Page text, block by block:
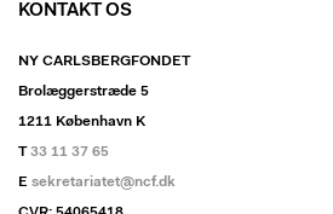
KONTAKT OS
NY CARLSBERGFONDET
Brolæggerstræde 5
1211 København K
T33 11 37 65
E sekretariatet@ncf.dk